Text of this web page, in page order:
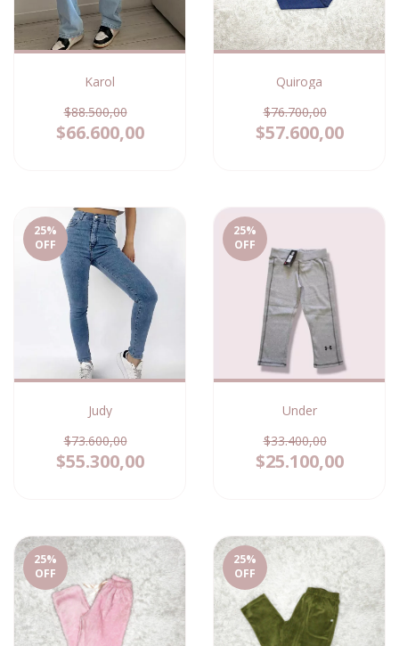
Karol
$88.500,00
$66.600,00
Quiroga
$76.700,00
$57.600,00
25%
OFF
Judy
$73.600,00
$55.300,00
25%
OFF
Under
$33.400,00
$25.100,00
25%
OFF
25%
OFF